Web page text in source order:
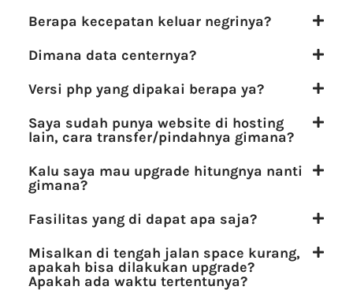
Berapa kecepatan keluar negrinya?
Dimana data centernya?
Versi php yang dipakai berapa ya?
Saya sudah punya website di hosting
lain, cara transfer/pindahnya gimana?
Kalu saya mau upgrade hitungnya nanti
gimana?
Fasilitas yang di dapat apa saja?
Misalkan di tengah jalan space kurang,
apakah bisa dilakukan upgrade?
Apakah ada waktu tertentunya?